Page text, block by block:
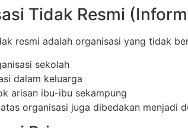
Tidak Resmi
resmi adalah organisasi yang tidak
sekolah
dalam keluarga
arisan ibu-ibu sekampung
organisasi juga dibedakan menjadi